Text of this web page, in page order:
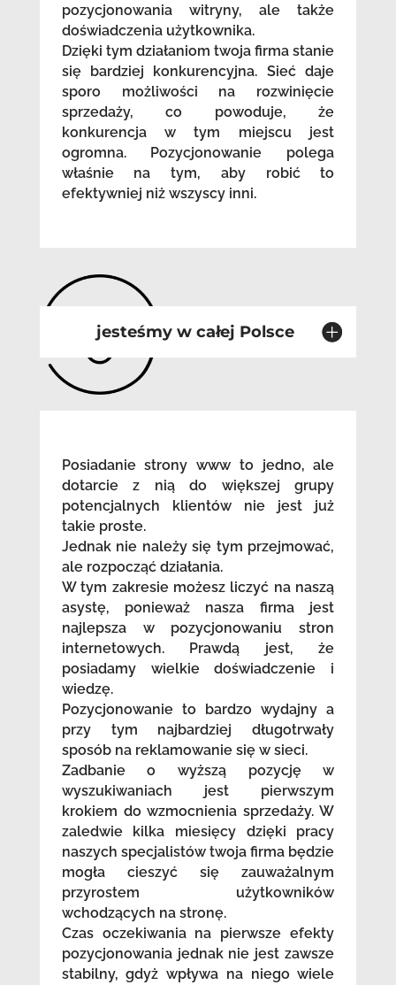
pozycjonowania witryny, ale także
doświadczenia użytkownika.
Dzięki tym działaniom twoja firma stanie
się bardziej konkurencyjna. Sieć daje
sporo możliwości na rozwinięcie
sprzedaży, co powoduje, że
konkurencja w tym miejscu jest
ogromna. Pozycjonowanie polega
właśnie na tym, aby robić to
efektywniej niż wszyscy inni.
jesteśmy w całej Polsce
Posiadanie strony www to jedno, ale
dotarcie z nią do większej grupy
potencjalnych klientów nie jest już
takie proste.
Jednak nie należy się tym przejmować,
ale rozpocząć działania.
W tym zakresie możesz liczyć na naszą
asystę, ponieważ nasza firma jest
najlepsza w pozycjonowaniu stron
internetowych. Prawdą jest, że
posiadamy wielkie doświadczenie i
wiedzę.
Pozycjonowanie to bardzo wydajny a
przy tym najbardziej długotrwały
sposób na reklamowanie się w sieci.
Zadbanie o wyższą pozycję w
wyszukiwaniach jest pierwszym
krokiem do wzmocnienia sprzedaży. W
zaledwie kilka miesięcy dzięki pracy
naszych specjalistów twoja firma będzie
mogła cieszyć się zauważalnym
przyrostem użytkowników
wchodzących na stronę.
Czas oczekiwania na pierwsze efekty
pozycjonowania jednak nie jest zawsze
stabilny, gdyż wpływa na niego wiele